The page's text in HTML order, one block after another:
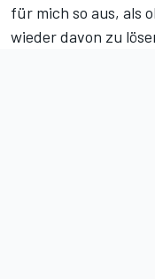
für mich so aus, als
wieder davon zu